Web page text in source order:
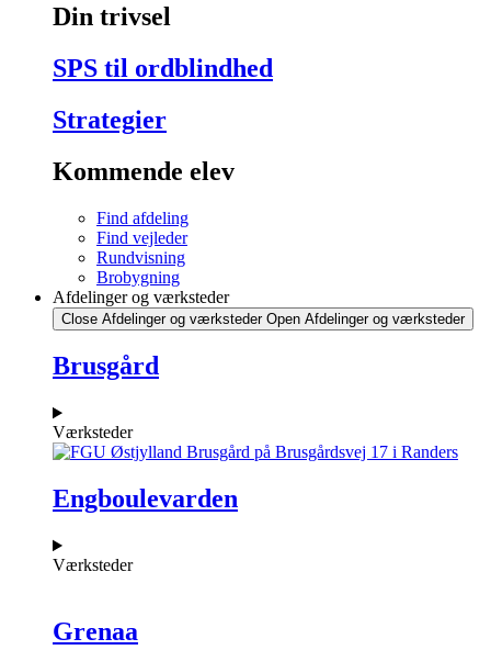
Din trivsel
SPS til ordblindhed
Strategier
Kommende elev
Find afdeling
Find vejleder
Rundvisning
Brobygning
Afdelinger og værksteder
Close Afdelinger og værksteder Open Afdelinger og værksteder
Brusgård
Værksteder
Engboulevarden
Værksteder
Grenaa